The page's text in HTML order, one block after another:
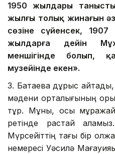
1950 жылдары
жылғы толық жинағын
сөзіне сүйенсек,
жылдарға дейін
меншігінде болып,
музейінде екен».
З. Батаева дұрыс айтады,
мәдени орталығының
тұр. Мұны, осы
ретінде растай
Мүрсейіттің тағы бір
немересі Уәсилә